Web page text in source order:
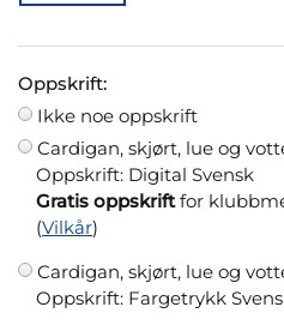
Oppskrift:
Ikke noe oppskrift
Cardigan, skjørt, lue og
Oppskrift: Digital Svensk
Gratis oppskriftfor
(Vilkår)
Cardigan, skjørt, lue og
Oppskrift: Fargetrykk